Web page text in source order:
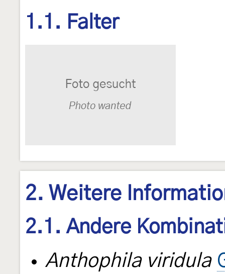
1.1. Falter
2. Weitere
2.1. Andere
Anthophila viridula